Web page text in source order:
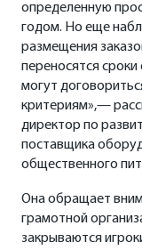
определенную
годом. Но еще
размещения
переносятся
могут
критериям»,—
директор по
поставщика
общественного
Она обращает
грамотной
закрываются